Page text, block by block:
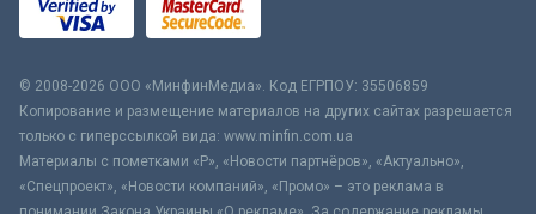
© 2008-2026 ООО «МинфинМедиа». Код ЕГРПОУ: 35506859
Копирование и размещение материалов на других сайтах разрешается
только с гиперссылкой вида: www.minfin.com.ua
Материалы с пометками «Р», «Новости партнёров», «Актуально»,
«Спецпроект», «Новости компаний», «Промо» – это реклама в